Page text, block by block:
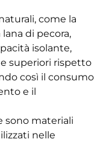
come la
di pecora,
isolante,
superiori rispetto
così il consumo
e il
sono materiali
nelle